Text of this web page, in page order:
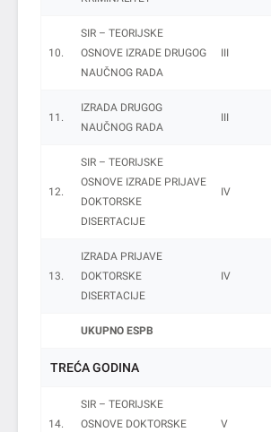
10.
SIR – TEORIJSKE
OSNOVE IZRADE DRUGOG
NAUČNOG RADA
III
11.
IZRADA DRUGOG
NAUČNOG RADA
III
12.
SIR – TEORIJSKE
OSNOVE IZRADE PRIJAVE
DOKTORSKE
DISERTACIJE
IV
13.
IZRADA PRIJAVE
DOKTORSKE
DISERTACIJE
IV
UKUPNO ESPB
TREĆA GODINA
14.
SIR – TEORIJSKE
OSNOVE DOKTORSKE
V